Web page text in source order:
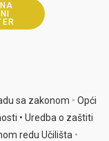
sa zakonom • Opći
• Uredba o zaštiti
redu Učilišta •